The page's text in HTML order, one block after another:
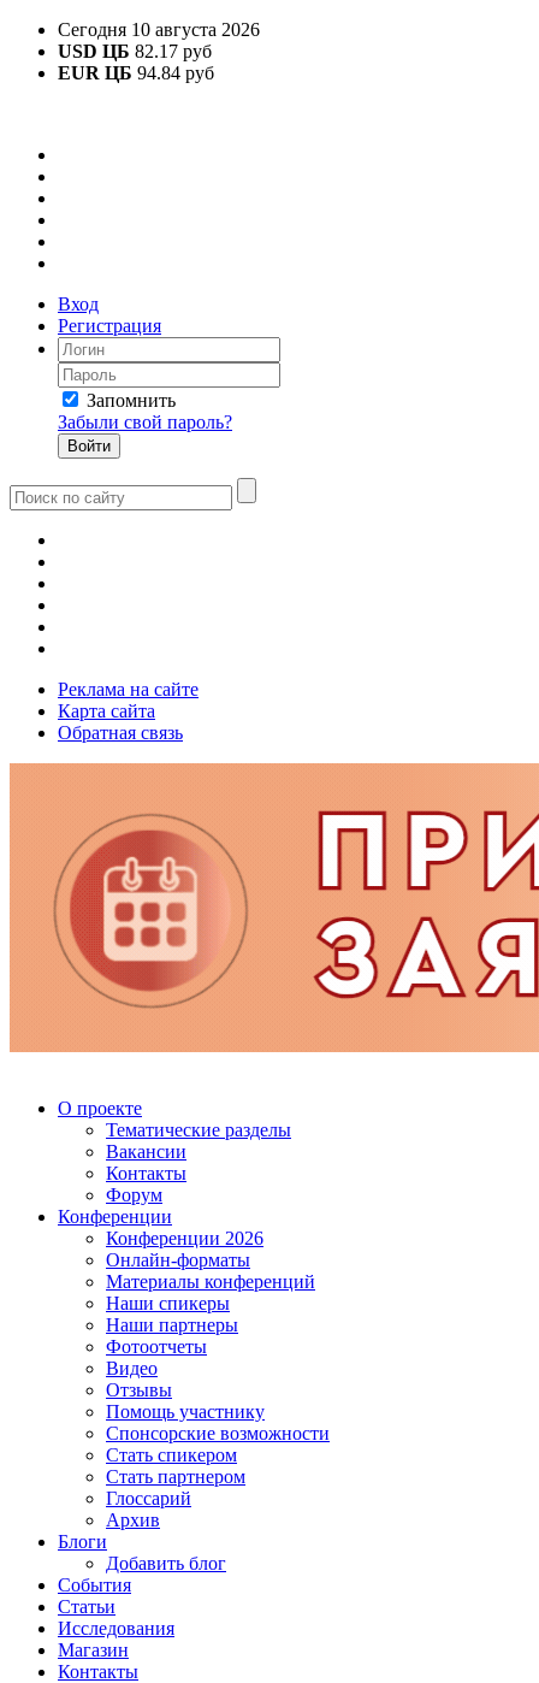
Сегодня 10 августа 2026
USD ЦБ 82.17 руб
EUR ЦБ 94.84 руб
Вход
Регистрация
Запомнить
Забыли свой пароль?
Реклама на сайте
Карта сайта
Обратная связь
О проекте
Тематические разделы
Вакансии
Контакты
Форум
Конференции
Конференции 2026
Онлайн-форматы
Материалы конференций
Наши спикеры
Наши партнеры
Фотоотчеты
Видео
Отзывы
Помощь участнику
Спонсорские возможности
Стать спикером
Стать партнером
Глоссарий
Архив
Блоги
Добавить блог
События
Статьи
Исследования
Магазин
Контакты